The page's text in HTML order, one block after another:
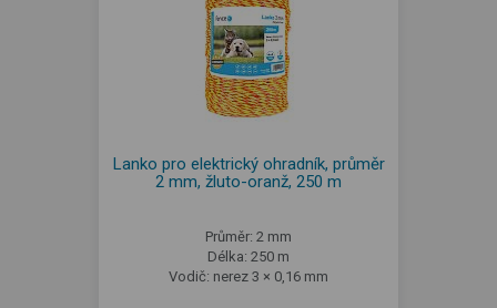
Lanko pro elektrický ohradník, průměr
2 mm, žluto-oranž, 250 m
Průměr: 2 mm
Délka: 250 m
Vodič: nerez 3 × 0,16 mm